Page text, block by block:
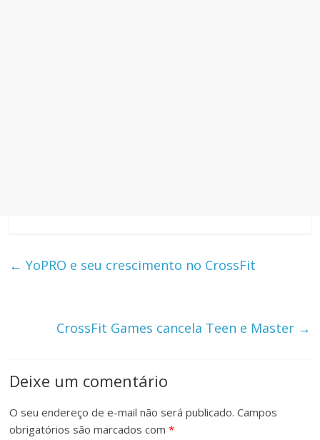
← YoPRO e seu crescimento no CrossFit
CrossFit Games cancela Teen e Master →
Deixe um comentário
O seu endereço de e-mail não será publicado. Campos
obrigatórios são marcados com*